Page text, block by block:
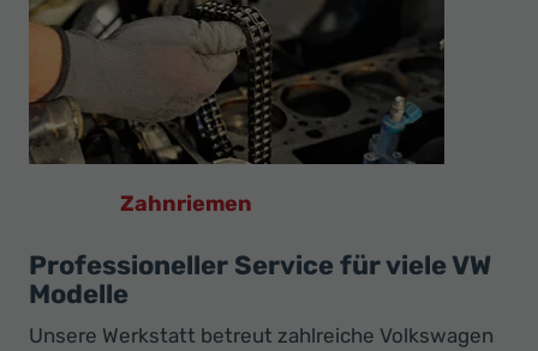
Zahnriemen
Professioneller Service für viele VW
Modelle
Unsere Werkstatt betreut zahlreiche Volkswagen